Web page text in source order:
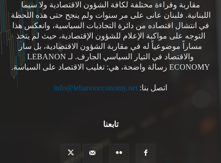
مقاربة وقراءة مختلفة لكافة الشؤون الاقتصادية ولا سيما
اللبنانية. فلبنان عانى على مر سنوات ولم ينجح حتى هذه اللحظة
في انتشال اقتصاده من دائرة التجاذبات السياسية، وانعكس هذا
التوجه على مواكبة الإعلام للشؤون الإقتصادية، حيث لم يتخذ
مساراً موضوعياً له في مقاربة الشؤون الاقتصادية، بل سار
والاقتصاد في التيار السياسي الجارف. لـ LEBANON
ECONOMY رسالة واضحة، هي: تغليب الاقتصاد على السياسة.
اتصل بنا: info@lebanoneconomy.net
تابعنا